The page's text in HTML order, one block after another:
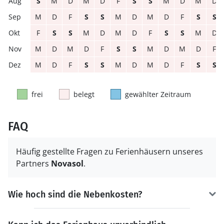
M
D F S S M D M D F S
S
F
S S M D M D F S S M
D
M
D M D F S S M D M D
F
M
D F S S M D M D F S S
frei belegt gewählter Zeitraum
FAQ
Häufig gestellte Fragen zu Ferienhäusern unseres
Partners Novasol.
Wie hoch sind die Nebenkosten?